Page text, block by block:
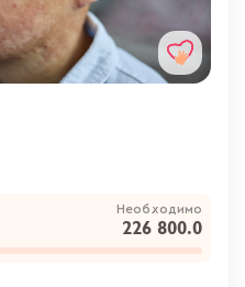
Необходимо
226 800.0